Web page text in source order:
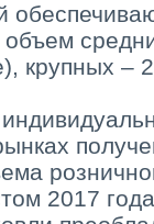
крупных –
2017